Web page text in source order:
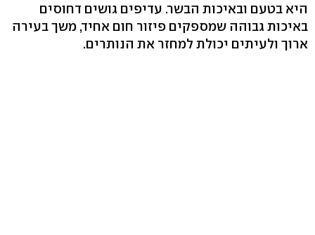
היא בטעם ובאיכות הבשר. עדיפים גושים דחוסים
באיכות גבוהה שמספקים פיזור חום אחיד, משך בעירה
ארוך ולעיתים יכולת למחזר את הנותרים.